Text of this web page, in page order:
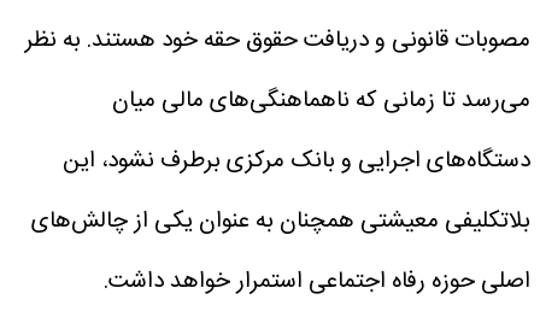
مصوبات قانونی و دریافت حقوق حقه خود هستند. به نظر
می‌رسد تا زمانی که ناهماهنگی‌های مالی میان
دستگاه‌های اجرایی و بانک مرکزی برطرف نشود، این
بلاتکلیفی معیشتی همچنان به عنوان یکی از چالش‌های
اصلی حوزه رفاه اجتماعی استمرار خواهد داشت.